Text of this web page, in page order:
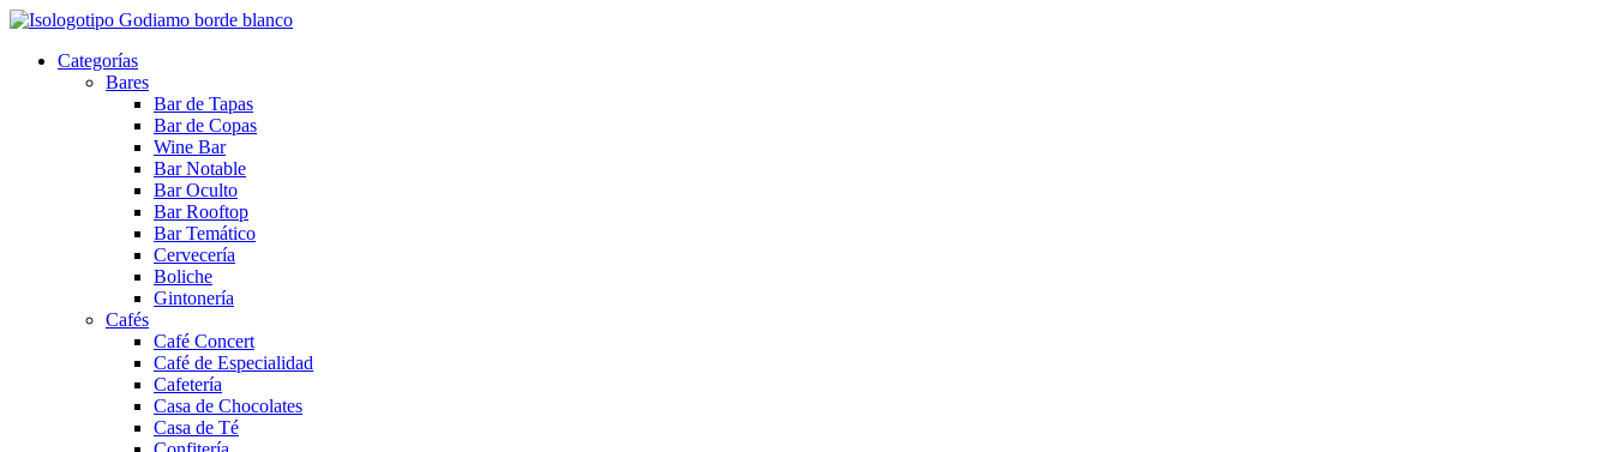
Categorías
Bares
Bar de Tapas
Bar de Copas
Wine Bar
Bar Notable
Bar Oculto
Bar Rooftop
Bar Temático
Cervecería
Boliche
Gintonería
Cafés
Café Concert
Café de Especialidad
Cafetería
Casa de Chocolates
Casa de Té